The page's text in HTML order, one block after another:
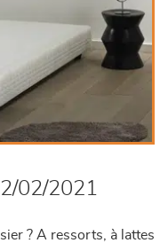
02/2021
? A ressorts, à lattes